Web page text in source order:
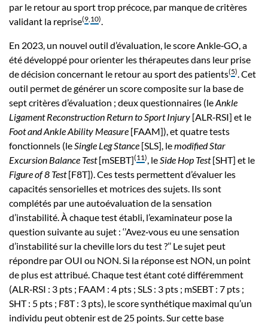
par le retour au sport trop précoce, par manque de critères
validant la reprise(9 10)
En 2023, un nouvel outil d’évaluation, le score Ankle‑GO, a
été développé pour orienter les thérapeutes dans leur prise
de décision concernant le retour au sport des patients(5) . Cet
outil permet de générer un score composite sur la base de
sept critères d’évaluation ; deux questionnaires (leAnkle
Ligament Reconstruction Return to Sport Injury [ALR‑RSI] et le
Foot and Ankle Ability Measure [FAAM]), et quatre tests
fonctionnels (le Single Leg Stance [SLS], lemodified Star
Excursion Balance Test[mSEBT](11) , le Side Hop Test[SHT] et le
Figure of 8 Test[F8T]). Ces tests permettent d’évaluer les
capacités sensorielles et motrices des sujets. Ils sont
complétés par une autoévaluation de la sensation
d’instabilité. À chaque test établi, l’examinateur pose la
question suivante au sujet : ‘’Avez‑vous eu une sensation
d’instabilité sur la cheville lors du test ?’’ Le sujet peut
répondre par OUI ou NON. Si la réponse est NON, un point
de plus est attribué. Chaque test étant coté différemment
(ALR‑RSI : 3 pts ; FAAM : 4 pts ; SLS : 3 pts ; mSEBT : 7 pts ;
SHT : 5 pts ; F8T : 3 pts), le score synthétique maximal qu’un
individu peut obtenir est de 25 points. Sur cette base